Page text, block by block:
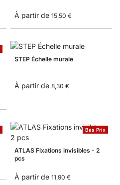
À partir de 15,50 €
STEP Échelle murale
À partir de 8,30 €
Bas Prix
ATLAS Fixations invisibles - 2
pcs
À partir de 11,90 €